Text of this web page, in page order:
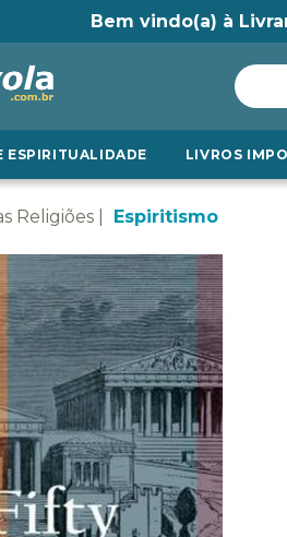
Bem vindo(a) à
ESPIRITUALIDADE LIVROS
Religiões Espiritismo